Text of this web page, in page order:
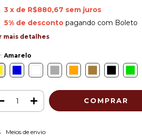
3 x de R$880,67 sem juros
5% de descontopagando com Boleto
mais detalhes
Amarelo
para o CEP:
Meios de envio